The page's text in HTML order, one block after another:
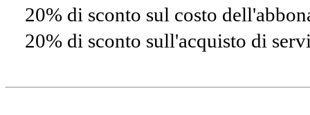
20% di sconto sul costo
20% di sconto sull'acquisto di